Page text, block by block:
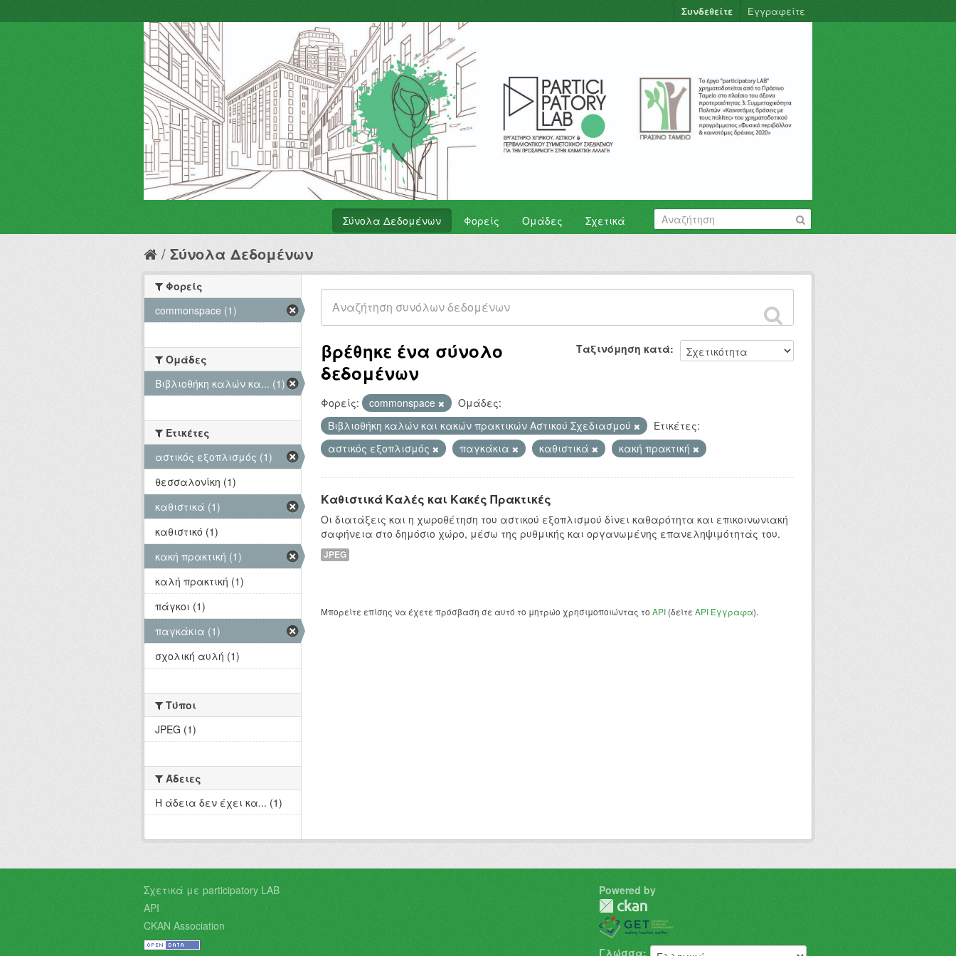
Συνδεθείτε Εγγραφείτε
Σύνολα Δεδομένων Φορείς Ομάδες Σχετικά
Σύνολα Δεδομένων
Ταξινόμηση κατά
βρέθηκε ένα σύνολο
δεδομένων
Φορείς: commonspace
Ομάδες:
Βιβλιοθήκη καλών και κακών πρακτικών Αστικού Σχεδιασμού
Ετικέτες:
αστικός εξοπλισμός
παγκάκια καθιστικά κακή πρακτική
Καθιστικά Καλές και Κακές Πρακτικές
Οι διατάξεις και η χωροθέτηση του αστικού εξοπλισμού δίνει καθαρότητα και επικοινωνιακή
σαφήνεια στο δημόσιο χώρο, μέσω της ρυθμικής και οργανωμένης επανεληψιμότητάς του.
JPEG
Μπορείτε επίσης να έχετε πρόσβαση σε αυτό το μητρώο χρησιμοποιώντας το API (δείτε API Έγγραφα).
Φορείς
commonspace (1)
Ομάδες
Βιβλιοθήκη καλών κα... (1)
Ετικέτες
αστικός εξοπλισμός (1)
θεσσαλονίκη (1)
καθιστικά (1)
καθιστικό (1)
κακή πρακτική (1)
καλή πρακτική (1)
πάγκοι (1)
παγκάκια (1)
σχολική αυλή (1)
Τύποι
JPEG (1)
Άδειες
Η άδεια δεν έχει κα... (1)
Σχετικά με participatory LAB
API
CKAN Association
Powered by
Γλώσσα